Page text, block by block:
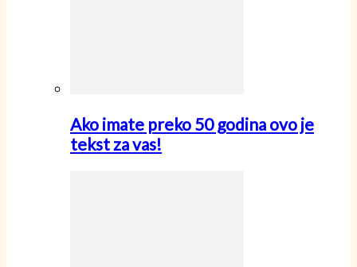
Ako imate preko 50 godina ovo je
tekst za vas!